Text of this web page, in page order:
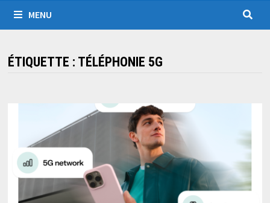
MENU
ÉTIQUETTE : TÉLÉPHONIE 5G